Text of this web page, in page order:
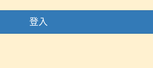
登入